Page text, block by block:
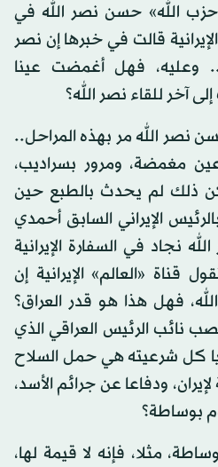
الله» حسن نصر الله في
الإيرانية قالت في خبرها إن نصر
وعليه، فهل أغمضت عينا
آخر للقاء نصر الله؟
نصر الله مر بهذه المراحل..
مغمضة، ومرور بسراديب،
ذلك لم يحدث بالطبع حين
الإيراني السابق أحمدي
نجاد في السفارة الإيرانية
قناة «العالم» الإيرانية إن
فهل هذا هو قدر العراق؟
نائب الرئيس العراقي الذي
كل شرعيته هي حمل السلاح
ودفاعا عن جرائم الأسد،
بوساطة؟
مثلا، فإنه لا قيمة لها،